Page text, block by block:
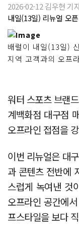
2026-02-12 김우현
내일(13일) 리뉴얼 오
배럴이 내일(13일)
지역 고객과의 오프
워터 스포츠 브랜
계백화점 대구점
오프라인 접점을
이번 리뉴얼은 대
과 콘텐츠 전반에
스럽게 녹여낸 것
오프라인 공간에
프스타일을 보다